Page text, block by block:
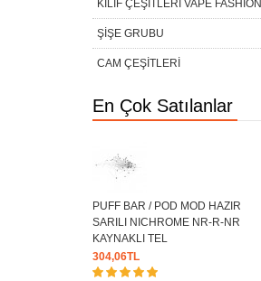
KILIF ÇEŞİTLERİ VAPE FASHION
ŞİŞE GRUBU
CAM ÇEŞİTLERİ
En Çok Satılanlar
PUFF BAR / POD MOD HAZIR
SARILI NICHROME NR-R-NR
KAYNAKLI TEL
304,06TL